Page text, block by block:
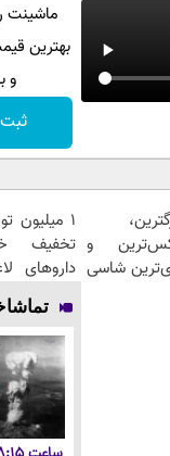
ماشینت
بهترین
و
و
شاسی
1 میلیون
تخفیف
داروهای
با ارسال
داروخانه
یخ!